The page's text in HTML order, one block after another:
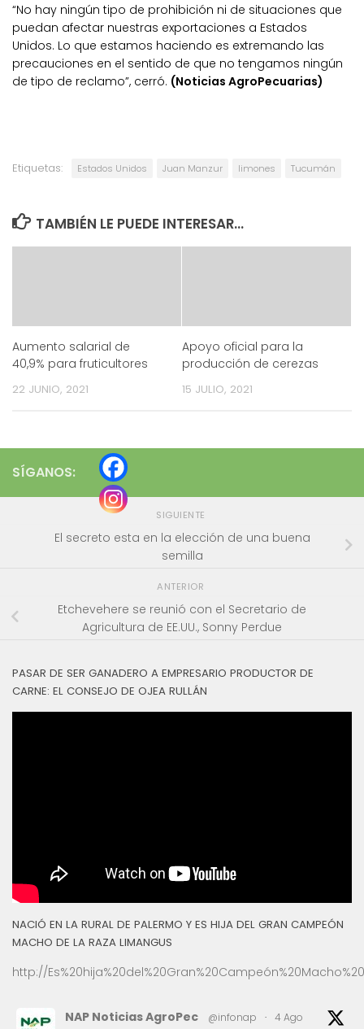
“No hay ningún tipo de prohibición ni de situaciones que
puedan afectar nuestras exportaciones a Estados
Unidos. Lo que estamos haciendo es extremando las
precauciones en el sentido de que no tengamos ningún
de tipo de reclamo”, cerró. (Noticias AgroPecuarias)
Etiquetas: Estados Unidos Juan Manzur limones Tucumán
TAMBIÉN LE PUEDE INTERESAR...
Aumento salarial de
40,9% para fruticultores
22 JUNIO, 2021
Apoyo oficial para la
producción de cerezas
15 JULIO, 2021
SÍGANOS:
SIGUIENTE
El secreto esta en la elección de una buena
semilla
ANTERIOR
Etchevehere se reunió con el Secretario de
Agricultura de EE.UU., Sonny Perdue
PASAR DE SER GANADERO A EMPRESARIO PRODUCTOR DE
CARNE: EL CONSEJO DE OJEA RULLÁN
NACIÓ EN LA RURAL DE PALERMO Y ES HIJA DEL GRAN CAMPEÓN
MACHO DE LA RAZA LIMANGUS
http://
NAP Noticias AgroPec @infonap · 4 Ago